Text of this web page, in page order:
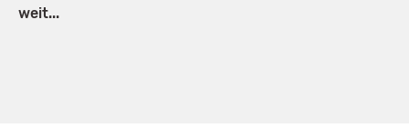
weit...